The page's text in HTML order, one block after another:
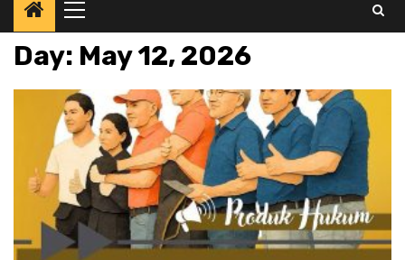
Primary
Menu
Day: May 12, 2026